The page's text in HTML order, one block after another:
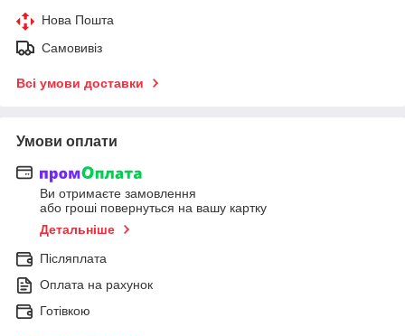
Нова Пошта
Самовивіз
Всі умови доставки
Умови оплати
Ви отримаєте замовлення
або гроші повернуться на вашу картку
Детальніше
Післяплата
Оплата на рахунок
Готівкою